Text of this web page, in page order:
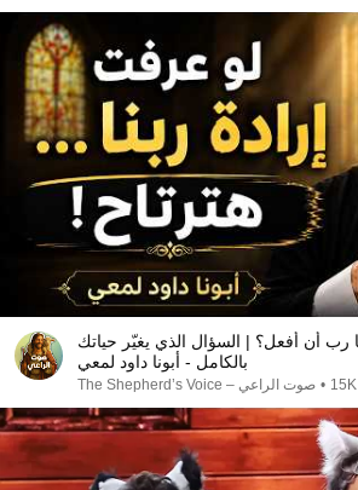
رب أن أفعل؟ | السؤال الذي يغيّر حياتك
بالكامل - أبونا داود لمعي
صوت الراعي – The Shepherd’s Voice •